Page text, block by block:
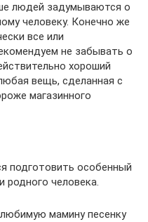
людей задумываются о
человеку. Конечно же
все или
не забывать о
хороший
вещь, сделанная с
магазинного
подготовить особенный
родного человека.
мамину песенку